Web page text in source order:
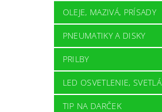
OLEJE, MAZIVÁ, PRÍSADY
PNEUMATIKY A DISKY
PRILBY
LED OSVETLENIE, SVETLÁ
TIP NA DARČEK